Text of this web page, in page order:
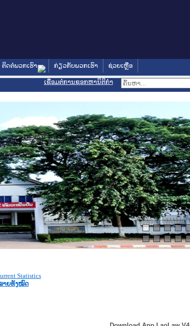
ຕິດຕໍ່ພວກເຮົາ ກ່ຽວກັບພວກເຮົາ ຊ່ວຍເຫຼືອ
ເຊື່ອມຕໍ່ການຊອກຫານິຕິກຳ
າຍທັງໝົດ